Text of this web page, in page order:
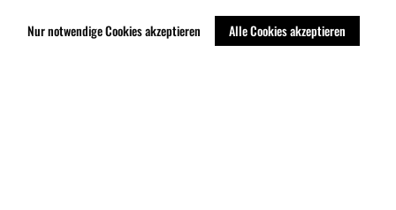
NACH UNTEN
Nur notwendige Cookies akzeptieren Alle Cookies akzeptieren